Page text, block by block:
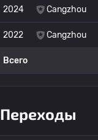
2024 Cangzhou
2022 Cangzhou
Всего
Переходы